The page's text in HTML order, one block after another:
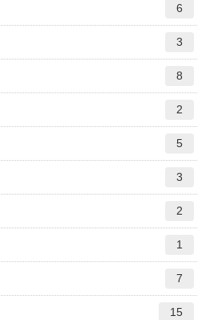
6
3
8
2
5
3
2
1
7
15